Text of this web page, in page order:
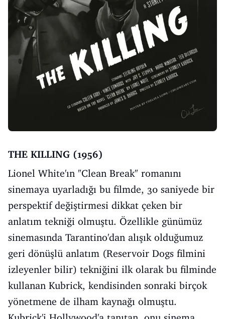
THE KILLING (1956)
Lionel White'ın "Clean Break" romanını
sinemaya uyarladığı bu filmde, 30 saniyede bir
perspektif değiştirmesi dikkat çeken bir
anlatım tekniği olmuştu. Özellikle günümüz
sinemasında Tarantino'dan alışık olduğumuz
geri dönüşlü anlatım (Reservoir Dogs filmini
izleyenler bilir) tekniğini ilk olarak bu filminde
kullanan Kubrick, kendisinden sonraki birçok
yönetmene de ilham kaynağı olmuştu.